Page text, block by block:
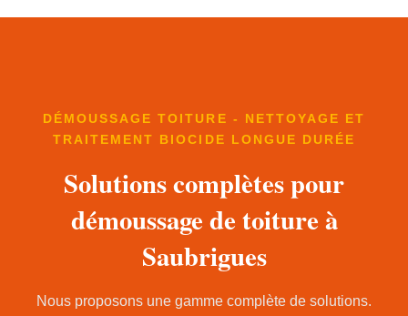
DÉMOUSSAGE TOITURE - NETTOYAGE ET
TRAITEMENT BIOCIDE LONGUE DURÉE
Solutions complètes pour
démoussage de toiture à
Saubrigues
Nous proposons une gamme complète de solutions.